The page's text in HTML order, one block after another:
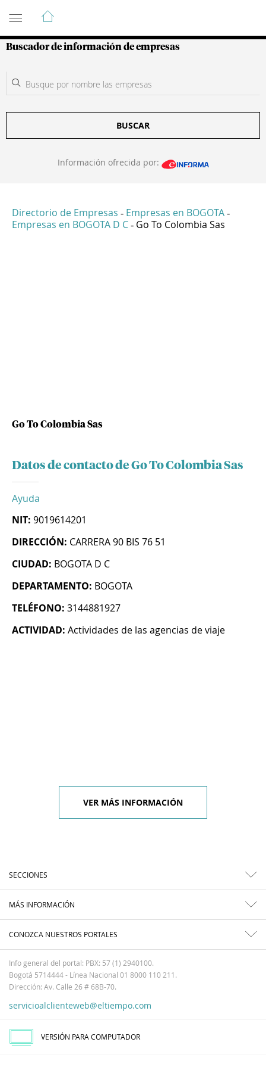
Guía de Empresas Colombianas
Buscador de información de empresas
BUSCAR
Información ofrecida por:
Directorio de Empresas - Empresas en BOGOTA -
Empresas en BOGOTA D C - Go To Colombia Sas
Go To Colombia Sas
Datos de contacto de Go To Colombia Sas
Ayuda
NIT: 9019614201
DIRECCIÓN: CARRERA 90 BIS 76 51
CIUDAD: BOGOTA D C
DEPARTAMENTO: BOGOTA
TELÉFONO: 3144881927
ACTIVIDAD: Actividades de las agencias de viaje
VER MÁS INFORMACIÓN
SECCIONES
MÁS INFORMACIÓN
CONOZCA NUESTROS PORTALES
Info general del portal: PBX: 57 (1) 2940100.
Bogotá 5714444 - Línea Nacional 01 8000 110 211.
Dirección: Av. Calle 26 # 68B-70.
servicioalclienteweb@eltiempo.com
VERSIÓN PARA COMPUTADOR